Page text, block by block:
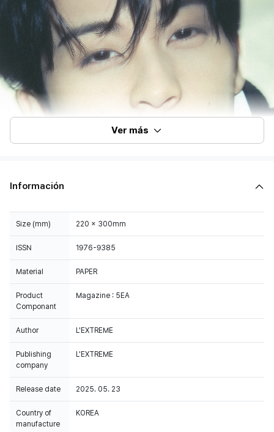
Ver más
Información
Size (mm) 220 x 300mm
ISSN 1976-9385
Material PAPER
Product
Componant
Magazine : 5EA
Author L'EXTREME
Publishing
company
L'EXTREME
Release date 2025. 05. 23
Country of
manufacture
KOREA